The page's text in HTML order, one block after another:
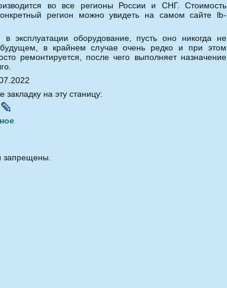
во все регионы России и СНГ. Стоимость
регион можно увидеть на самом сайте lb-
эксплуатации оборудование, пусть оно никогда не
в крайнем случае очень редко и при этом
ремонтируется, после чего выполняет назначение
закладку на эту станицу:
запрещены.